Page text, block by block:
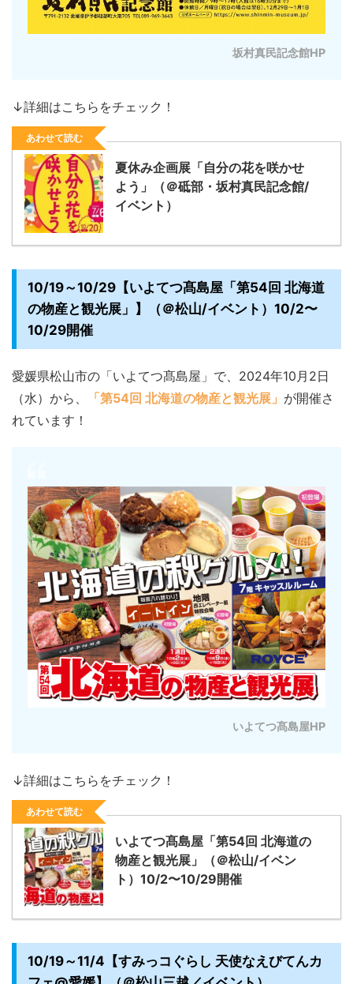
坂村真民記念館HP
↓詳細はこちらをチェック！
あわせて読む
夏休み企画展「自分の花を咲かせ
よう」（＠砥部・坂村真民記念館/
イベント）
10/19～10/29【いよてつ髙島屋「第54回 北海道
の物産と観光展」】（＠松山/イベント）10/2〜
10/29開催
愛媛県松山市の「いよてつ髙島屋」で、2024年10月2日
（水）から、
「第54回 北海道の物産と観光展」 が開催さ
れています！
いよてつ髙島屋HP
↓詳細はこちらをチェック！
あわせて読む
いよてつ髙島屋「第54回 北海道の
物産と観光展」（＠松山/イベン
ト）10/2〜10/29開催
10/19～11/4【すみっコぐらし 天使なえびてんカ